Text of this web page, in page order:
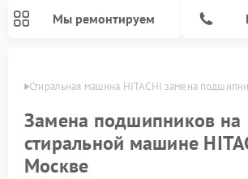
Мы ремонтируем
Стиральная машина HITACHI замена
Замена подшипников на
стиральной машине
Москве